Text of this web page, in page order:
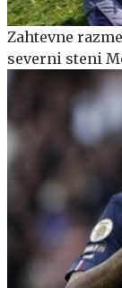
Zahtevne
severni steni